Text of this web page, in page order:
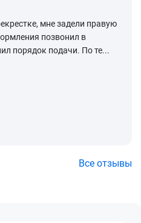
мне задели правую
позвонил в
порядок подачи. По те...
Все отзывы